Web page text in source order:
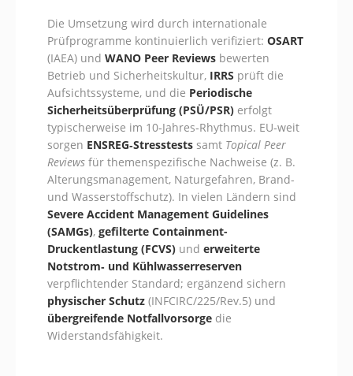
Die Umsetzung wird durch internationale
Prüfprogramme kontinuierlich verifiziert: OSART
(IAEA) und WANO Peer Reviews bewerten
Betrieb und Sicherheitskultur, IRRS prüft die
Aufsichtssysteme, und die Periodische
Sicherheitsüberprüfung (PSÜ/PSR) erfolgt
typischerweise im 10‑Jahres‑Rhythmus. EU‑weit
sorgen ENSREG‑Stresstests samt Topical Peer
Reviews für themenspezifische Nachweise (z. B.
Alterungsmanagement, Naturgefahren, Brand-
und Wasserstoffschutz). In vielen Ländern sind
Severe Accident Management Guidelines
(SAMGs), gefilterte Containment-
Druckentlastung (FCVS) und erweiterte
Notstrom‑ und Kühlwasserreserven
verpflichtender Standard; ergänzend sichern
physischer Schutz (INFCIRC/225/Rev.5) und
übergreifende Notfallvorsorge die
Widerstandsfähigkeit.